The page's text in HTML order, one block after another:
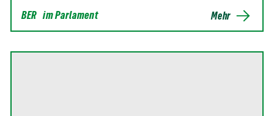
BER im Parlament Mehr